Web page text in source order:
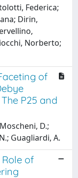
Federica;
Dirin,
Norberto;
of
P25 and
D.;
Guagliardi, A.
of